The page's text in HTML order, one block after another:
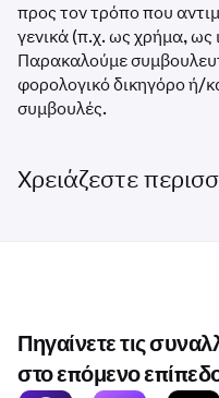
προς τον τρόπο που
γενικά (π.χ. ως χρήμα, ως
Παρακαλούμε
φορολογικό δικηγόρο ή/
συμβουλές.
Χρειάζεστε
Πηγαίνετε τις
στο επόμενο